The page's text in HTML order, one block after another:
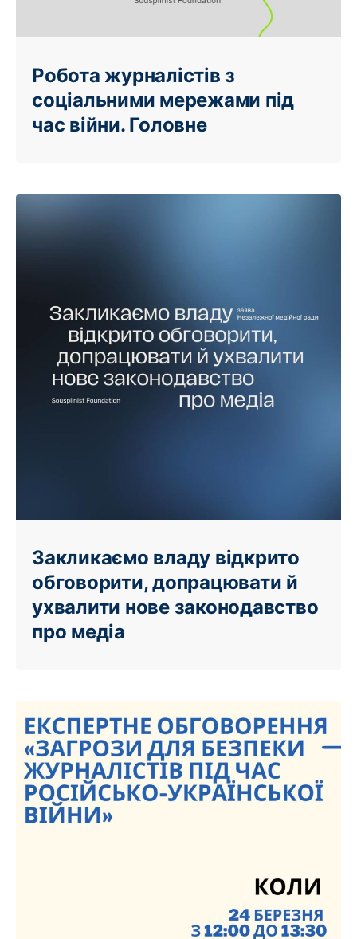
Робота журналістів з
соціальними мережами під
час війни. Головне
Закликаємо владу відкрито
обговорити, допрацювати й
ухвалити нове законодавство
про медіа